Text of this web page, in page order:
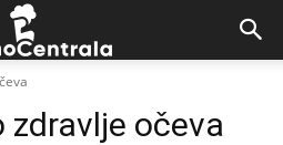
zdravlje očeva